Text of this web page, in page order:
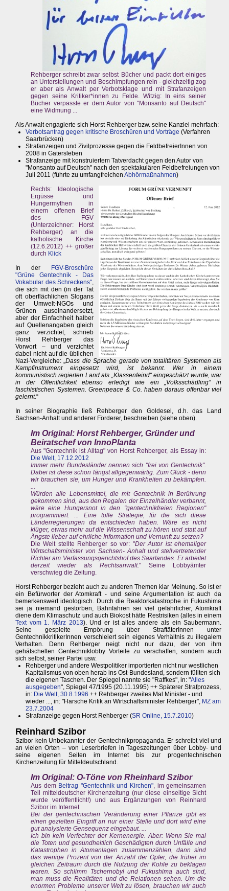
Rehberger schreibt zwar selbst Bücher und packt dort einiges
an Unterstellungen und Beschimpfungen rein - gleichzeitig zog
er aber als Anwalt per Verbotsklage und mit Strafanzeigen
gegen seine Kritiker*innen zu Felde. Witzig: In eins seiner
Bücher verpasste er dem Autor von "Monsanto auf Deutsch"
eine Widmung ...
Als Anwalt engagierte sich Horst Rehberger bzw. seine Kanzlei mehrfach:
Verbotsantrag gegen kritische Broschüren und Vorträge (Verfahren
Saarbrücken)
Strafanzeigen und Zivilprozesse gegen die FeldbefreierInnen von
2008 in Gatersleben
Strafanzeige mit konstruiertem Tatverdacht gegen den Autor von
"Monsanto auf Deutsch" nach den spektakulären Feldbefreiungen von
Juli 2011 (führte zu umfangfreichen Abhörmaßnahmen)
Rechts: Ideologische
Ergüsse und
Hungermythen in
einem offenen Brief
des FGV
(Unterzeichner: Horst
Rehberger) an die
katholische Kirche
(12.6.2012) ++ größer
durch Klick
In der
FGV-Broschüre
"Grüne Gentechnik - Das
Vokabular des Schreckens",
die sich mit den (in der Tat
oft oberflächlichen Slogans
der Umwelt-NGOs und
Grünen auseinandersetzt,
aber der Einfachheit halber
auf Quellenangaben gleich
ganz verzichtet, schrieb
Horst Rehberger das
Vorwort – und verzichtet
dabei nicht auf die üblichen
Nazi-Vergleiche: „Dass die Sprache gerade von totalitären Systemen als
Kampfinstrument eingesetzt wird, ist bekannt. Wer in einem
kommunistisch regierten Land als „Klassenfeind“ eingeschätzt wurde, war
in der Öffentlichkeit ebenso erledigt wie ein „Volksschädling“ in
faschistischen Systemen. Greenpeace & Co. haben daraus offenbar viel
gelernt.“
In seiner Biographie ließ Rehberger den Goldesel, d.h. das Land
Sachsen-Anhalt und anderer Förderer, beschreiben (siehe oben).
Im Original: Horst Rehberger, Gründer und
Beiratschef von InnoPlanta
Aus "Gentechnik ist Alltag" von Horst Rehberger, als Essay in:
Die Welt, 17.12.2012
Immer mehr Bundesländer nennen sich "frei von Gentechnik".
Dabei ist diese schon längst allgegenwärtig. Zum Glück - denn
wir brauchen sie, um Hunger und Krankheiten zu bekämpfen.
...
Würden alle Lebensmittel, die mit Gentechnik in Berührung
gekommen sind, aus den Regalen der Einzelhändler verbannt,
wäre eine Hungersnot in den "gentechnikfreien Regionen"
programmiert. ... Eine tolle Strategie, für die sich diese
Länderregierungen da entschieden haben. Wäre es nicht
klüger, etwas mehr auf die Wissenschaft zu hören und statt auf
Ängste lieber auf ehrliche Information und Vernunft zu setzen?
Die Welt stellte Rehberger so vor: "Der Autor ist ehemaliger
Wirtschaftsminister von Sachsen- Anhalt und stellvertretender
Richter am Verfassungsgerichtshof des Saarlandes. Er arbeitet
derzeit wieder als Rechtsanwalt." Seine Lobbyämter
verschwieg die Zeitung.
Horst Rehberger bezieht auch zu anderen Themen klar Meinung. So ist er
ein Befürworter der Atomkraft - und seine Argumentation ist auch da
bemerkenswert ideologisch. Durch die Reaktorkatastrophe in Fukushima
sei ja niemand gestorben, Bahnfahren sei viel gefährlicher, Atomkraft
diene dem Klimaschutz und auch Biokost hätte Restrisiken (alles in einem
Text vom 1. März 2013). Und er ist alles andere als ein Saubermann.
Seine gespielte Empörung über StraftäterInnen unter
GentechnikkritikerInnen verschleiert sein eigenes Verhältnis zu illegalem
Verhalten. Denn Rehberger neigt nicht nur dazu, der von ihm
gehätschelten Gentechniklobby Vorteile zu verschaffen, sondern auch
sich selbst, seiner Partei usw.
Rehberger und andere Westpolitiker importierten nicht nur westlichen
Kapitalismus von oben herab ins Ost-Bundesland, sondern füllten sich
die eigenen Taschen. Der Spiegel nannte sie "Raffkes", in: "Alles
ausgegeben", Spiegel 47/1995 (20.11.1995) ++ Späterer Strafprozess,
in: Die Welt, 30.8.1996 ++ Rehberger zweites Mal Minister - und
wieder ..., in: "Harsche Kritik an Wirtschaftsminister Rehberger", MZ am
23.7.2004
Strafanzeige gegen Horst Rehberger (SR Online, 15.7.2010)
Reinhard Szibor
Szibor kein Unbekannter der Gentechnikpropaganda. Er schreibt viel und
an vielen Orten – von Leserbriefen in Tageszeitungen über Lobby- und
seine eigenen Seiten im Internet bis zur progentechnischen
Kirchenzeitung für Mitteldeutschland.
Im Original: O-Töne von Rheinhard Szibor
Aus dem Beitrag "Gentechnik und Kirchen", im gemeinsamen
Teil mitteldeutscher Kirchenzeitung (nur diese einseitige Sicht
wurde veröffentlicht!) und aus Ergänzungen von Reinhard
Szibor im Internet
Bei der gentechnischen Veränderung einer Pflanze gibt es
einen gezielten Eingriff an nur einer Stelle und dort wird eine
gut analysierte Gensequenz eingebaut. ...
Ich bin kein Verfechter der Kernenergie. Aber: Wenn Sie mal
die Toten und gesundheitlich Geschädigten durch Unfälle und
Katastrophen in Atomanlagen zusammenzählen, dann sind
das wenige Prozent von der Anzahl der Opfer, die früher im
gleichen Zeitraum durch die Nutzung der Kohle zu beklagen
waren. So schlimm Tschernobyl und Fukushima auch sind,
man muss die Realitäten und die Relationen sehen. Um die
enormen Probleme unserer Welt zu lösen, brauchen wir auch